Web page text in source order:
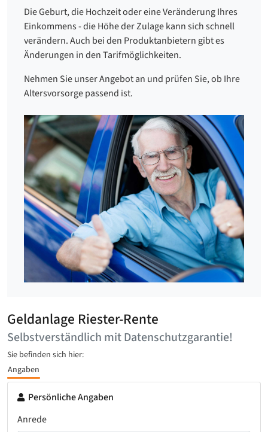
Die Geburt, die Hochzeit oder eine Veränderung Ihres
Einkommens - die Höhe der Zulage kann sich schnell
verändern. Auch bei den Produktanbietern gibt es
Änderungen in den Tarifmöglichkeiten.
Nehmen Sie unser Angebot an und prüfen Sie, ob Ihre
Altersvorsorge passend ist.
Geldanlage Riester-Rente
Selbstverständlich mit Datenschutzgarantie!
Sie befinden sich hier:
Angaben
Persönliche Angaben
Anrede